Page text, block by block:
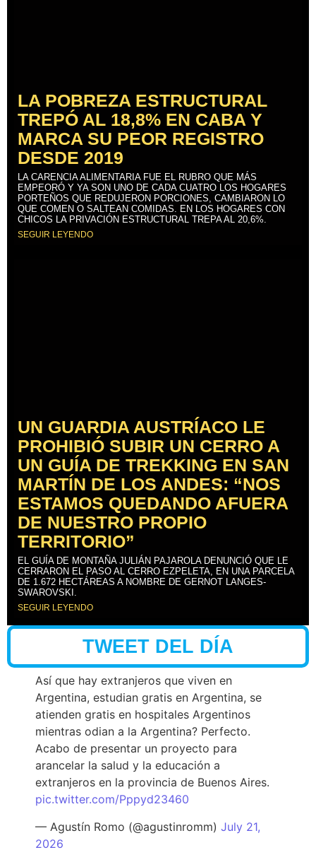
LA POBREZA ESTRUCTURAL
TREPÓ AL 18,8% EN CABA Y
MARCA SU PEOR REGISTRO
DESDE 2019
LA CARENCIA ALIMENTARIA FUE EL RUBRO QUE MÁS
EMPEORÓ Y YA SON UNO DE CADA CUATRO LOS HOGARES
PORTEÑOS QUE REDUJERON PORCIONES, CAMBIARON LO
QUE COMEN O SALTEAN COMIDAS. EN LOS HOGARES CON
CHICOS LA PRIVACIÓN ESTRUCTURAL TREPA AL 20,6%.
SEGUIR LEYENDO
UN GUARDIA AUSTRÍACO LE
PROHIBIÓ SUBIR UN CERRO A
UN GUÍA DE TREKKING EN SAN
MARTÍN DE LOS ANDES: “NOS
ESTAMOS QUEDANDO AFUERA
DE NUESTRO PROPIO
TERRITORIO”
EL GUÍA DE MONTAÑA JULIÁN PAJAROLA DENUNCIÓ QUE LE
CERRARON EL PASO AL CERRO EZPELETA, EN UNA PARCELA
DE 1.672 HECTÁREAS A NOMBRE DE GERNOT LANGES-
SWAROVSKI.
SEGUIR LEYENDO
TWEET DEL DÍA
Así que hay extranjeros que viven en
Argentina, estudian gratis en Argentina, se
atienden gratis en hospitales Argentinos
mientras odian a la Argentina? Perfecto.
Acabo de presentar un proyecto para
arancelar la salud y la educación a
extranjeros en la provincia de Buenos Aires.
pic.twitter.com/Pppyd23460
— Agustín Romo (@agustinromm) July 21,
2026